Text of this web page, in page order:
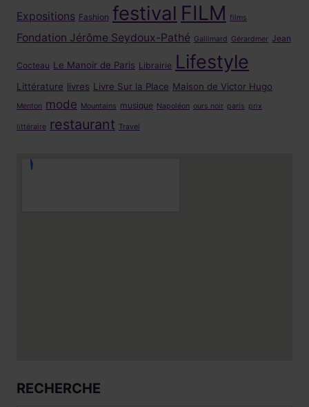
Expositions Fashion festival FILM films
Fondation Jérôme Seydoux-Pathé Gallimard Gérardmer Jean
Cocteau Le Manoir de Paris Librairie Lifestyle
Littérature livres Livre Sur la Place Maison de Victor Hugo
Menton mode Mountains musique Napoléon ours noir paris prix
littéraire restaurant Travel
RECHERCHE